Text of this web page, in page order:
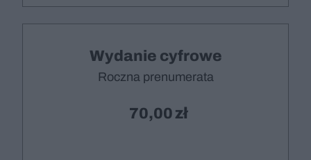
Wydanie cyfrowe
Roczna prenumerata
70,00